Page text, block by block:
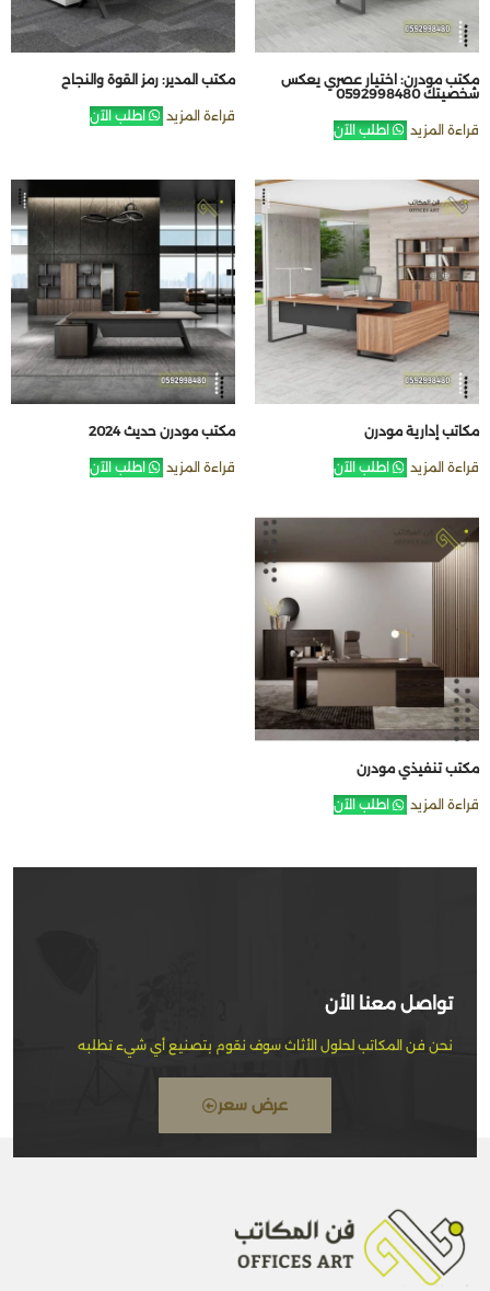
مكتب مودرن: اختيار عصري يعكس
شخصيتك 0592998480
قراءة المزيد اطلب الآن
مكتب المدير: رمز القوة والنجاح
قراءة المزيد اطلب الآن
مكاتب إدارية مودرن
قراءة المزيد اطلب الآن
مكتب مودرن حديث 2024
قراءة المزيد اطلب الآن
مكتب تنفيذي مودرن
قراءة المزيد اطلب الآن
تواصل معنا الأن
نحن فن المكاتب لحلول الأثاث سوف نقوم بتصنيع أي شيء تطلبه
عرض سعر